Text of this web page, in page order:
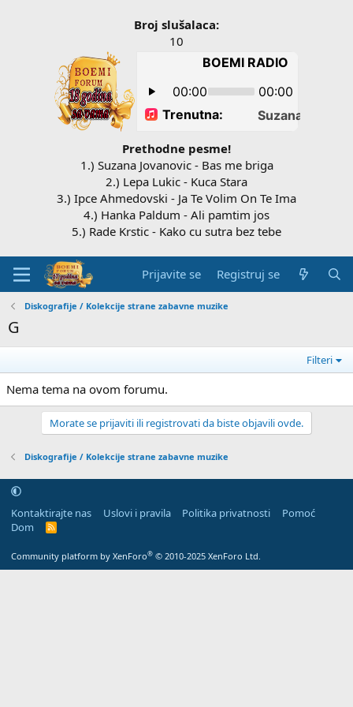
Broj slušalaca:
10
Prethodne pesme!
1.) Suzana Jovanovic - Bas me briga
2.) Lepa Lukic - Kuca Stara
3.) Ipce Ahmedovski - Ja Te Volim On Te Ima
4.) Hanka Paldum - Ali pamtim jos
5.) Rade Krstic - Kako cu sutra bez tebe
Prijavite se Registruj se
Diskografije / Kolekcije strane zabavne muzike
G
Filteri
Nema tema na ovom forumu.
Morate se prijaviti ili registrovati da biste objavili ovde.
Diskografije / Kolekcije strane zabavne muzike
Kontaktirajte nas Uslovi i pravila Politika privatnosti
Pomoć
Dom
R
Community platform by XenForo® © 2010-2025 XenForo Ltd.